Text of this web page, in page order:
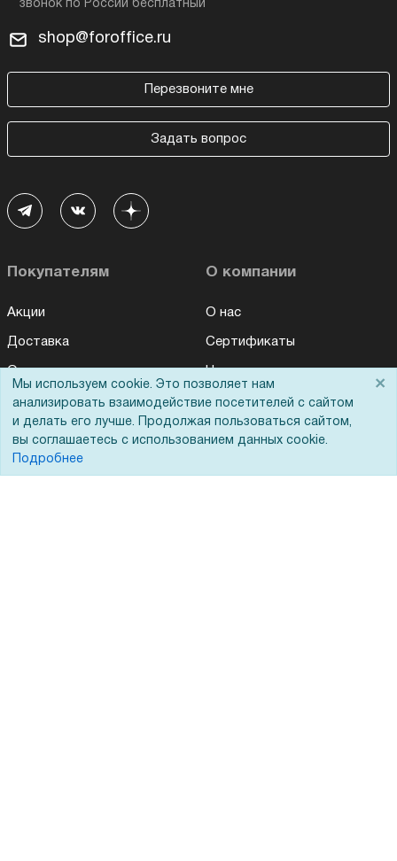
shop@foroffice.ru
Перезвоните мне
Задать вопрос
Покупателям
Акции
Доставка
Оплата
Для дилеров
Лизинг
Кредитование
О компании
О нас
Сертификаты
Новости
Статьи
Контакты
Мы используем cookie. Это позволяет нам
анализировать взаимодействие посетителей с сайтом
и делать его лучше. Продолжая пользоваться сайтом,
вы соглашаетесь с использованием данных cookie.
Подробнее
×